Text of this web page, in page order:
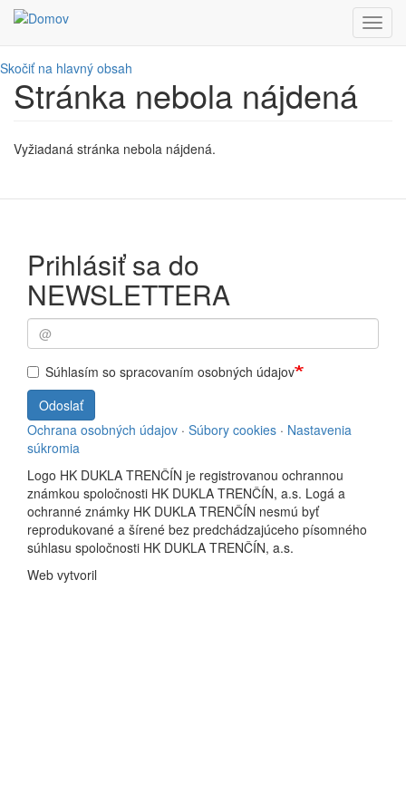
Skočiť na hlavný obsah
Stránka nebola nájdená
Vyžiadaná stránka nebola nájdená.
Prihlásiť sa do
NEWSLETTERA
Súhlasím so spracovaním osobných údajov
Odoslať
Ochrana osobných údajov · Súbory cookies · Nastavenia
súkromia
Logo HK DUKLA TRENČÍN je registrovanou ochrannou
známkou spoločnosti HK DUKLA TRENČÍN, a.s. Logá a
ochranné známky HK DUKLA TRENČÍN nesmú byť
reprodukované a šírené bez predchádzajúceho písomného
súhlasu spoločnosti HK DUKLA TRENČÍN, a.s.
Web vytvoril